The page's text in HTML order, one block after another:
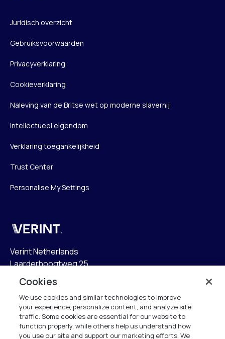
Juridisch overzicht
Gebruiksvoorwaarden
Privacyverklaring
Cookieverklaring
Naleving van de Britse wet op moderne slavernij
Intellectueel eigendom
Verklaring toegankelijkheid
Trust Center
Personalise My Settings
Verint
Verint Netherlands
Laarderhoogtweg 25
1101 EB Amsterdam
The Netherlands
info.nl@verint.com
Algemeen:+31 (0)20 799 19 00
Cookies
We use cookies and similar technologies to improve
your experience, personalize content, and analyze site
traffic. Some cookies are essential for our website to
function properly, while others help us understand how
you use our site and support our marketing efforts. We